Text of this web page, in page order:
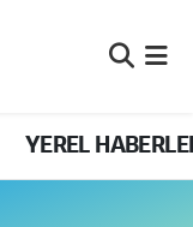
YEREL